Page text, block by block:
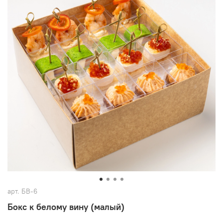
арт. БВ-6
Бокс к белому вину (малый)